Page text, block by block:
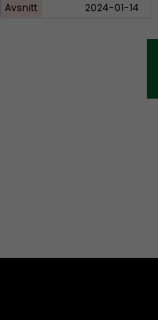
Avsnitt 2024-01-14